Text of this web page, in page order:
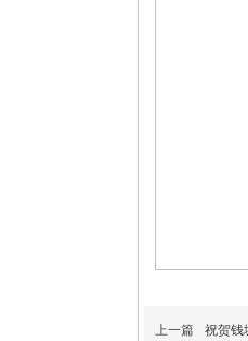
上一篇 祝贺钱